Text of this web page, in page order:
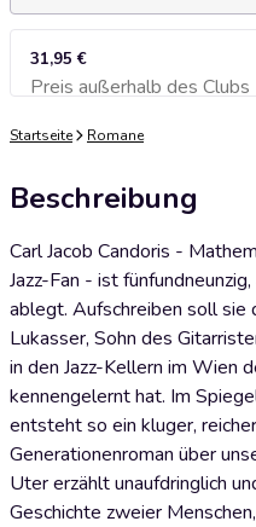
31,95 €
Preis außerhalb des Clubs
Zum
Startseite Romane
Beschreibung
Carl Jacob Candoris -
Jazz-Fan - ist
ablegt. Aufschreiben soll sie
Lukasser, Sohn des
in den Jazz-Kellern im Wien
kennengelernt hat. Im
entsteht so ein kluger,
Generationenroman über
Uter erzählt unaufdringlich
Geschichte zweier